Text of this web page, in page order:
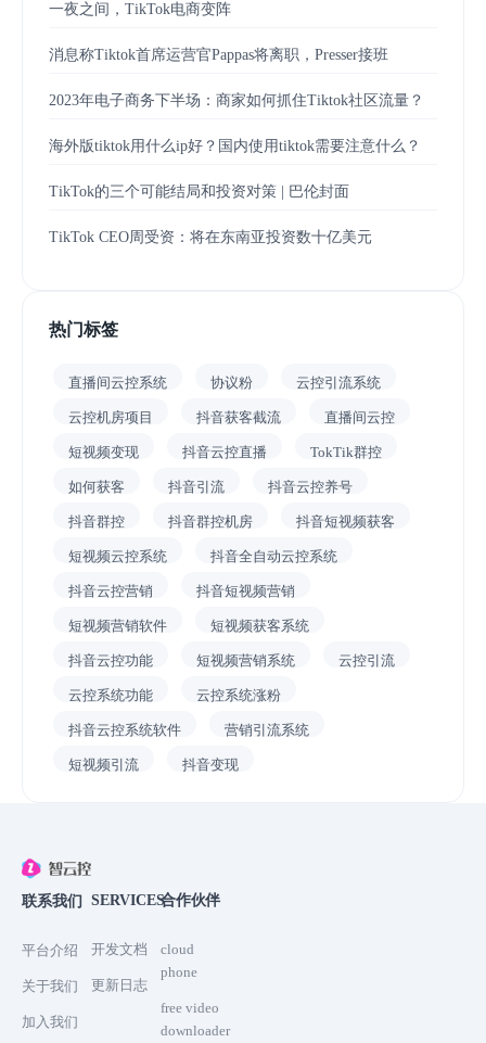
一夜之间，TikTok电商变阵
消息称Tiktok首席运营官Pappas将离职，Presser接班
2023年电子商务下半场：商家如何抓住Tiktok社区流量？
海外版tiktok用什么ip好？国内使用tiktok需要注意什么？
TikTok的三个可能结局和投资对策 | 巴伦封面
TikTok CEO周受资：将在东南亚投资数十亿美元
热门标签
直播间云控系统 协议粉 云控引流系统
云控机房项目 抖音获客截流 直播间云控
短视频变现 抖音云控直播 TokTik群控
如何获客 抖音引流 抖音云控养号
抖音群控 抖音群控机房 抖音短视频获客
短视频云控系统 抖音全自动云控系统
抖音云控营销 抖音短视频营销
短视频营销软件 短视频获客系统
抖音云控功能 短视频营销系统 云控引流
云控系统功能 云控系统涨粉
抖音云控系统软件 营销引流系统
短视频引流 抖音变现
联系我们
平台介绍
关于我们
加入我们
SERVICES
开发文档
更新日志
合作伙伴
cloud
phone
free video
downloader